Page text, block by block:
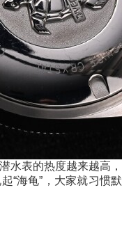
表的热度越来越高，
“海龟”，大家就习惯默